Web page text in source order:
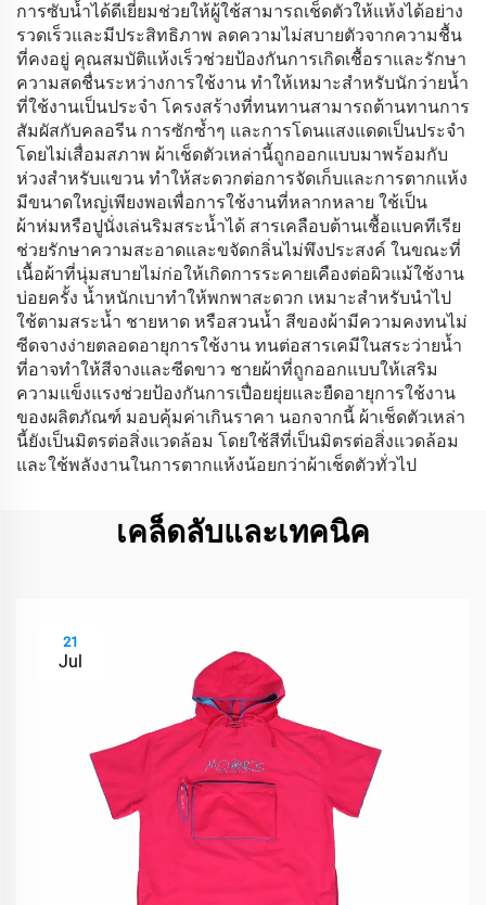
การซับน้ำได้ดีเยี่ยมช่วยให้ผู้ใช้สามารถเช็ดตัวให้แห้งได้อย่าง
รวดเร็วและมีประสิทธิภาพ ลดความไม่สบายตัวจากความชื้น
ที่คงอยู่ คุณสมบัติแห้งเร็วช่วยป้องกันการเกิดเชื้อราและรักษา
ความสดชื่นระหว่างการใช้งาน ทำให้เหมาะสำหรับนักว่ายน้ำ
ที่ใช้งานเป็นประจำ โครงสร้างที่ทนทานสามารถต้านทานการ
สัมผัสกับคลอรีน การซักซ้ำๆ และการโดนแสงแดดเป็นประจำ
โดยไม่เสื่อมสภาพ ผ้าเช็ดตัวเหล่านี้ถูกออกแบบมาพร้อมกับ
ห่วงสำหรับแขวน ทำให้สะดวกต่อการจัดเก็บและการตากแห้ง
มีขนาดใหญ่เพียงพอเพื่อการใช้งานที่หลากหลาย ใช้เป็น
ผ้าห่มหรือปูนั่งเล่นริมสระน้ำได้ สารเคลือบต้านเชื้อแบคทีเรีย
ช่วยรักษาความสะอาดและขจัดกลิ่นไม่พึงประสงค์ ในขณะที่
เนื้อผ้าที่นุ่มสบายไม่ก่อให้เกิดการระคายเคืองต่อผิวแม้ใช้งาน
บ่อยครั้ง น้ำหนักเบาทำให้พกพาสะดวก เหมาะสำหรับนำไป
ใช้ตามสระน้ำ ชายหาด หรือสวนน้ำ สีของผ้ามีความคงทนไม่
ซีดจางง่ายตลอดอายุการใช้งาน ทนต่อสารเคมีในสระว่ายน้ำ
ที่อาจทำให้สีจางและซีดขาว ชายผ้าที่ถูกออกแบบให้เสริม
ความแข็งแรงช่วยป้องกันการเปื่อยยุ่ยและยืดอายุการใช้งาน
ของผลิตภัณฑ์ มอบคุ้มค่าเกินราคา นอกจากนี้ ผ้าเช็ดตัวเหล่า
นี้ยังเป็นมิตรต่อสิ่งแวดล้อม โดยใช้สีที่เป็นมิตรต่อสิ่งแวดล้อม
และใช้พลังงานในการตากแห้งน้อยกว่าผ้าเช็ดตัวทั่วไป
เคล็ดลับและเทคนิค
21
Jul